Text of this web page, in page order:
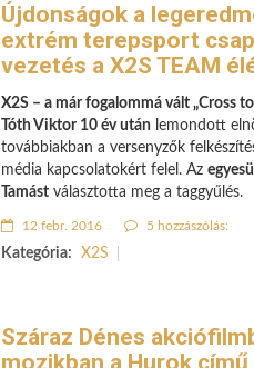
Újdonságok a
extrém terepsport
vezetés a X2S TEAM
X2S – a már fogalommá vált „Cross
Tóth Viktor 10 év után lemondott
továbbiakban a versenyzők
média kapcsolatokért felel. Az
Tamást választotta meg a taggyűlés.
12 febr. 2016 5 hozzászólás:
Kategória: X2S
Száraz Dénes
mozikban a Hurok